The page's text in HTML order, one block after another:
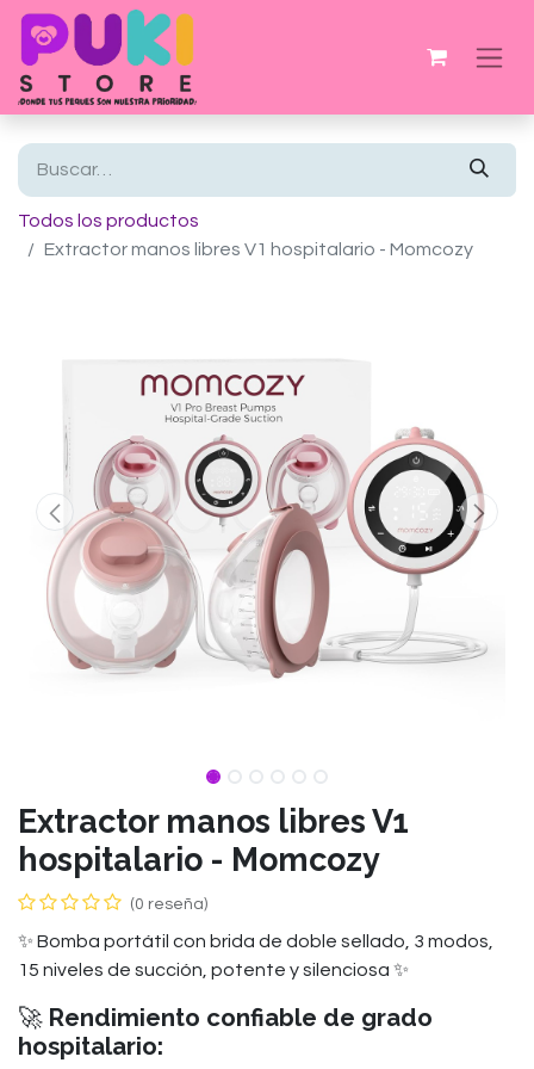
Todos los productos
Extractor manos libres V1 hospitalario - Momcozy
Extractor manos libres V1
hospitalario - Momcozy
(0 reseña)
✨ Bomba portátil con brida de doble sellado, 3 modos,
15 niveles de succión, potente y silenciosa ✨
🚀 Rendimiento confiable de grado
hospitalario: